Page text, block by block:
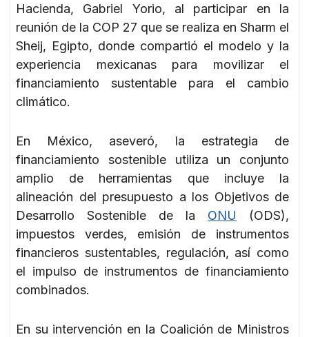
Hacienda, Gabriel Yorio, al participar en la
reunión de la COP 27 que se realiza en Sharm el
Sheij, Egipto, donde compartió el modelo y la
experiencia mexicanas para movilizar el
financiamiento sustentable para el cambio
climático.
En México, aseveró, la estrategia de
financiamiento sostenible utiliza un conjunto
amplio de herramientas que incluye la
alineación del presupuesto a los Objetivos de
Desarrollo Sostenible de la ONU (ODS),
impuestos verdes, emisión de instrumentos
financieros sustentables, regulación, así como
el impulso de instrumentos de financiamiento
combinados.
En su intervención en la Coalición de Ministros